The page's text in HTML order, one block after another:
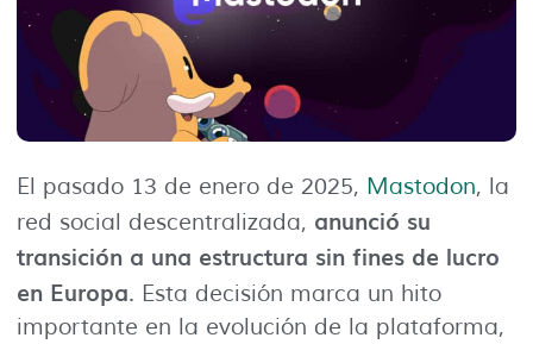
El pasado 13 de enero de 2025, Mastodon, la
red social descentralizada, anunció su
transición a una estructura sin fines de lucro
en Europa. Esta decisión marca un hito
importante en la evolución de la plataforma,